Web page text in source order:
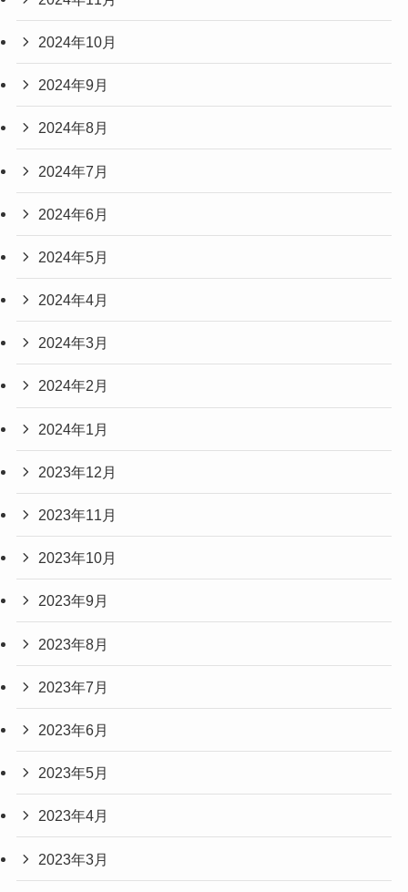
2024年10月
2024年9月
2024年8月
2024年7月
2024年6月
2024年5月
2024年4月
2024年3月
2024年2月
2024年1月
2023年12月
2023年11月
2023年10月
2023年9月
2023年8月
2023年7月
2023年6月
2023年5月
2023年4月
2023年3月